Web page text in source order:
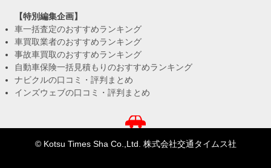
【特別編集企画】
車一括査定のおすすめランキング
車買取業者のおすすめランキング
事故車買取のおすすめランキング
自動車保険一括見積もりのおすすめランキング
ナビクルの口コミ・評判まとめ
インズウェブの口コミ・評判まとめ
© Kotsu Times Sha Co.,Ltd. 株式会社交通タイムス社